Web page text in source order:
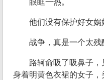
眼眶一热。
他们没有保护好女娲
战争，真是一个太残
路轲俞吸了吸鼻子，
身着明黄色衣裙的女子